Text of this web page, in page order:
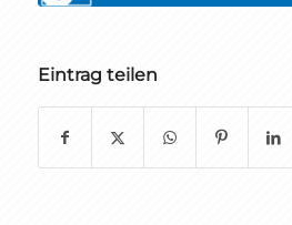
Eintrag teilen